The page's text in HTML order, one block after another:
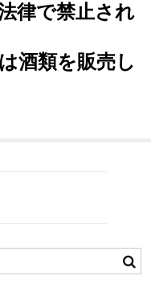
律で禁止され
酒類を販売し